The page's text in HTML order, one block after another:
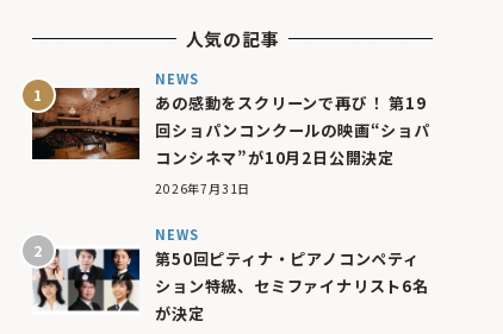
人気の記事
NEWS
あの感動をスクリーンで再び！ 第19
回ショパンコンクールの映画“ショパ
コンシネマ”が10月2日公開決定
2026年7月31日
NEWS
第50回ピティナ・ピアノコンペティ
ション特級、セミファイナリスト6名
が決定